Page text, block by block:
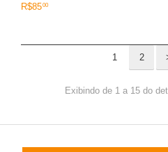
R$8500
1 2
Exibindo de 1 a 15 do